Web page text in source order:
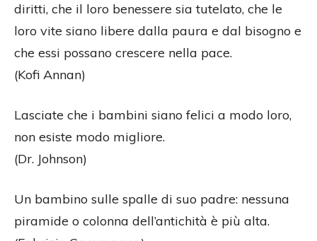
diritti, che il loro benessere sia tutelato, che le
loro vite siano libere dalla paura e dal bisogno e
che essi possano crescere nella pace.
(Kofi Annan)
Lasciate che i bambini siano felici a modo loro,
non esiste modo migliore.
(Dr. Johnson)
Un bambino sulle spalle di suo padre: nessuna
piramide o colonna dell’antichità è più alta.